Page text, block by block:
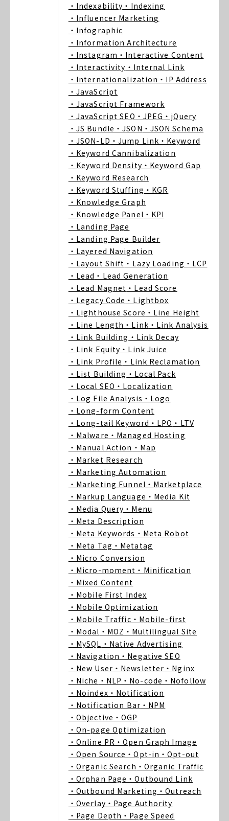
・Indexability ・Indexing
・Influencer Marketing
・Infographic
・Information Architecture
・Instagram ・Interactive Content
・Interactivity ・Internal Link
・Internationalization ・IP Address
・JavaScript
・JavaScript Framework
・JavaScript SEO ・JPEG ・jQuery
・JS Bundle ・JSON ・JSON Schema
・JSON-LD ・Jump Link ・Keyword
・Keyword Cannibalization
・Keyword Density ・Keyword Gap
・Keyword Research
・Keyword Stuffing ・KGR
・Knowledge Graph
・Knowledge Panel ・KPI
・Landing Page
・Landing Page Builder
・Layered Navigation
・Layout Shift ・Lazy Loading ・LCP
・Lead ・Lead Generation
・Lead Magnet ・Lead Score
・Legacy Code ・Lightbox
・Lighthouse Score ・Line Height
・Line Length ・Link ・Link Analysis
・Link Building ・Link Decay
・Link Equity ・Link Juice
・Link Profile ・Link Reclamation
・List Building ・Local Pack
・Local SEO ・Localization
・Log File Analysis ・Logo
・Long-form Content
・Long-tail Keyword ・LPO ・LTV
・Malware ・Managed Hosting
・Manual Action ・Map
・Market Research
・Marketing Automation
・Marketing Funnel ・Marketplace
・Markup Language ・Media Kit
・Media Query ・Menu
・Meta Description
・Meta Keywords ・Meta Robot
・Meta Tag ・Metatag
・Micro Conversion
・Micro-moment ・Minification
・Mixed Content
・Mobile First Index
・Mobile Optimization
・Mobile Traffic ・Mobile-first
・Modal ・MOZ ・Multilingual Site
・MySQL ・Native Advertising
・Navigation ・Negative SEO
・New User ・Newsletter ・Nginx
・Niche ・NLP ・No-code ・Nofollow
・Noindex ・Notification
・Notification Bar ・NPM
・Objective ・OGP
・On-page Optimization
・Online PR ・Open Graph Image
・Open Source ・Opt-in ・Opt-out
・Organic Search ・Organic Traffic
・Orphan Page ・Outbound Link
・Outbound Marketing ・Outreach
・Overlay ・Page Authority
・Page Depth ・Page Speed